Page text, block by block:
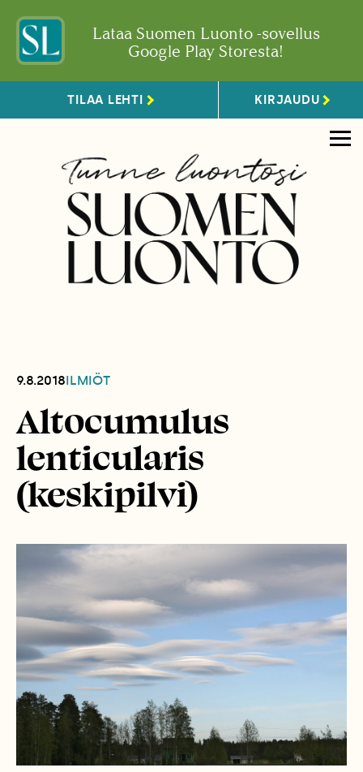
Lataa Suomen Luonto -sovellus
Google Play Storesta!
TILAA LEHTI KIRJAUDU
9.8.2018ILMIÖT
Altocumulus
lenticularis
(keskipilvi)